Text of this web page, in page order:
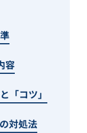
容
「コツ」
対処法